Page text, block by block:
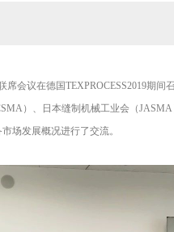
席会议在德国TEXPROCESS2019期间
）、日本缝制机械工业会（JASMA
场发展概况进行了交流。